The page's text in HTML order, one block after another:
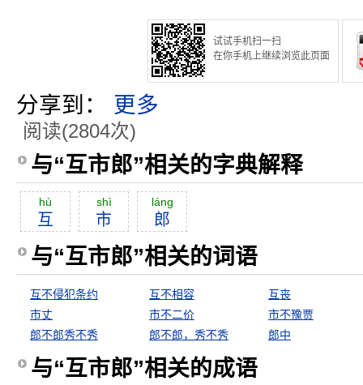
试试手机扫一扫
在你手机上继续浏览此页面
分享到： 更多
阅读(2804次)
与“互市郎”相关的字典解释
hù
互
shì
市
láng
郎
与“互市郎”相关的词语
互不侵犯条约 互不相容
互丧
市丈
市不二价
市不豫贾
郎不郎秀不秀
郎不郎，秀不秀 郎中
与“互市郎”相关的成语